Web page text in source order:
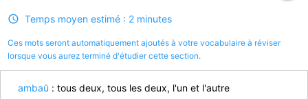
Temps moyen estimé : 2 minutes
Ces mots seront automatiquement ajoutés à votre vocabulaire à réviser
lorsque vous aurez terminé d'étudier cette section.
ambaŭ : tous deux, tous les deux, l'un et l'autre